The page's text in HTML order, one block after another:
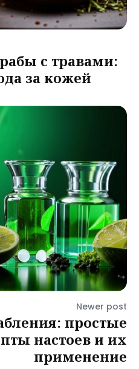
с травами:
за кожей
Newer post
простые
настоев и их
применение